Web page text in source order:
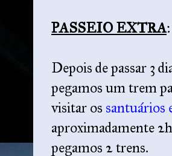
PASSEIO EXTRA:
Depois de passar 3
pegamos um trem
visitar os santuários
aproximadamente
pegamos 2 trens.